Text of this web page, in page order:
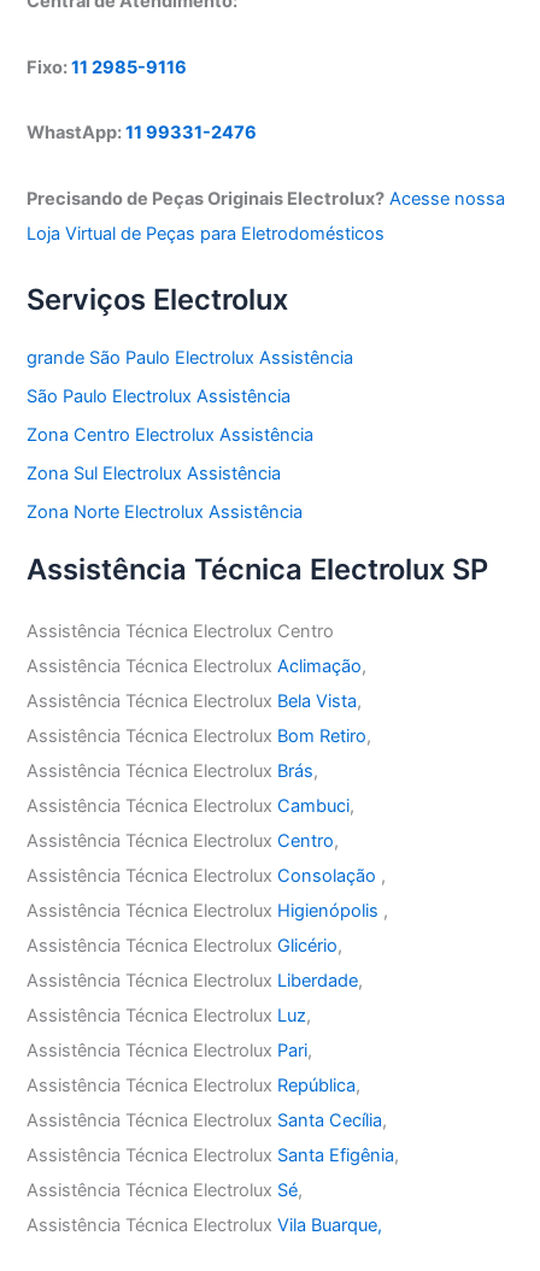
Fixo:11 2985-9116
WhastApp:11 99331-2476
Precisando de Peças Originais Electrolux? Acesse nossa
Loja Virtual de Peças para Eletrodomésticos
Serviços Electrolux
grande São Paulo Electrolux Assistência
São Paulo Electrolux Assistência
Zona Centro Electrolux Assistência
Zona Sul Electrolux Assistência
Zona Norte Electrolux Assistência
Assistência Técnica Electrolux SP
Assistência Técnica Electrolux Centro
Assistência Técnica ElectroluxAclimação,
Assistência Técnica Electrolux Bela Vista,
Assistência Técnica Electrolux Bom Retiro,
Assistência Técnica Electrolux Brás,
Assistência Técnica ElectroluxCambuci,
Assistência Técnica ElectroluxCentro,
Assistência Técnica ElectroluxConsolação ,
Assistência Técnica Electrolux Higienópolis ,
Assistência Técnica ElectroluxGlicério,
Assistência Técnica Electrolux Liberdade,
Assistência Técnica Electrolux Luz,
Assistência Técnica Electrolux Pari,
Assistência Técnica Electrolux República,
Assistência Técnica Electrolux Santa Cecília,
Assistência Técnica Electrolux Santa Efigênia,
Assistência Técnica Electrolux Sé,
Assistência Técnica ElectroluxVila Buarque,